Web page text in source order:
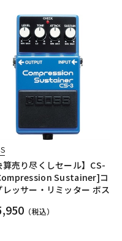
算売り尽くしセール】CS-
Sustainer]コ
レッサー・リミッター ボス
（税込）